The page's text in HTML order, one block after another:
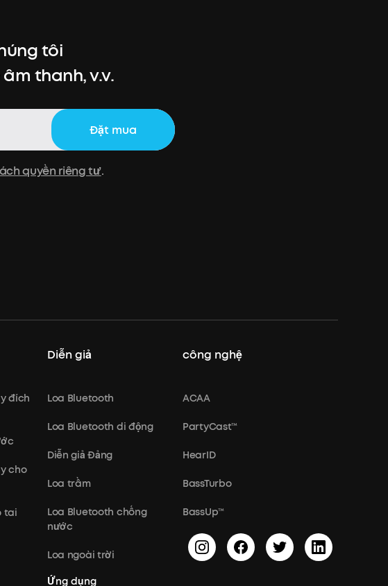
tôi
thanh, v.v.
Đặt mua
quyền riêng tư.
đích
cho
tai
Diễn giả
Loa Bluetooth
Loa Bluetooth di động
Diễn giả Đảng
Loa trầm
Loa Bluetooth chống
nước
Loa ngoài trời
Ứng dụng
công nghệ
ACAA
PartyCast™
HearID
BassTurbo
BassUp™